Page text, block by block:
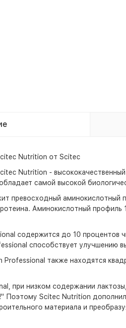
Nutrition от Scitec
Nutrition -
самой высокой
превосходный аминокислотный
Аминокислотный профиль
содержится до 10 процентов
способствует улучшению
Professional также находятся
при низком содержании
Поэтому Scitec Nutrition
материала и